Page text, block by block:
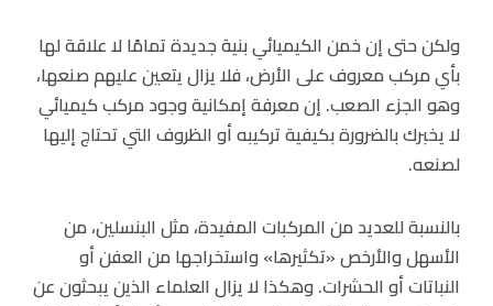
ولكن حتى إن خمن الكيميائي بنية جديدة تمامًا لا علاقة لها
بأي مركب معروف على الأرض، فلا يزال يتعين عليهم صنعها،
وهو الجزء الصعب. إن معرفة إمكانية وجود مركب كيميائي
لا يخبرك بالضرورة بكيفية تركيبه أو الظروف التي تحتاج إليها
لصنعه.
بالنسبة للعديد من المركبات المفيدة، مثل البنسلين، من
الأسهل والأرخص «تكثيرها» واستخراجها من العفن أو
النباتات أو الحشرات. وهكذا لا يزال العلماء الذين يبحثون عن